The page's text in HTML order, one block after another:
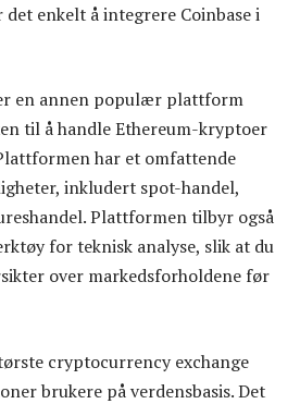
enkelt å integrere Coinbase i
en annen populær plattform
til å handle Ethereum-kryptoer
har et omfattende
inkludert spot-handel,
Plattformen tilbyr også
for teknisk analyse, slik at du
over markedsforholdene før
cryptocurrency exchange
brukere på verdensbasis. Det